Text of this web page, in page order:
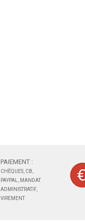
PAIEMENT :
CHÈQUES, CB,
PAYPAL, MANDAT
ADMINISTRATIF,
VIREMENT